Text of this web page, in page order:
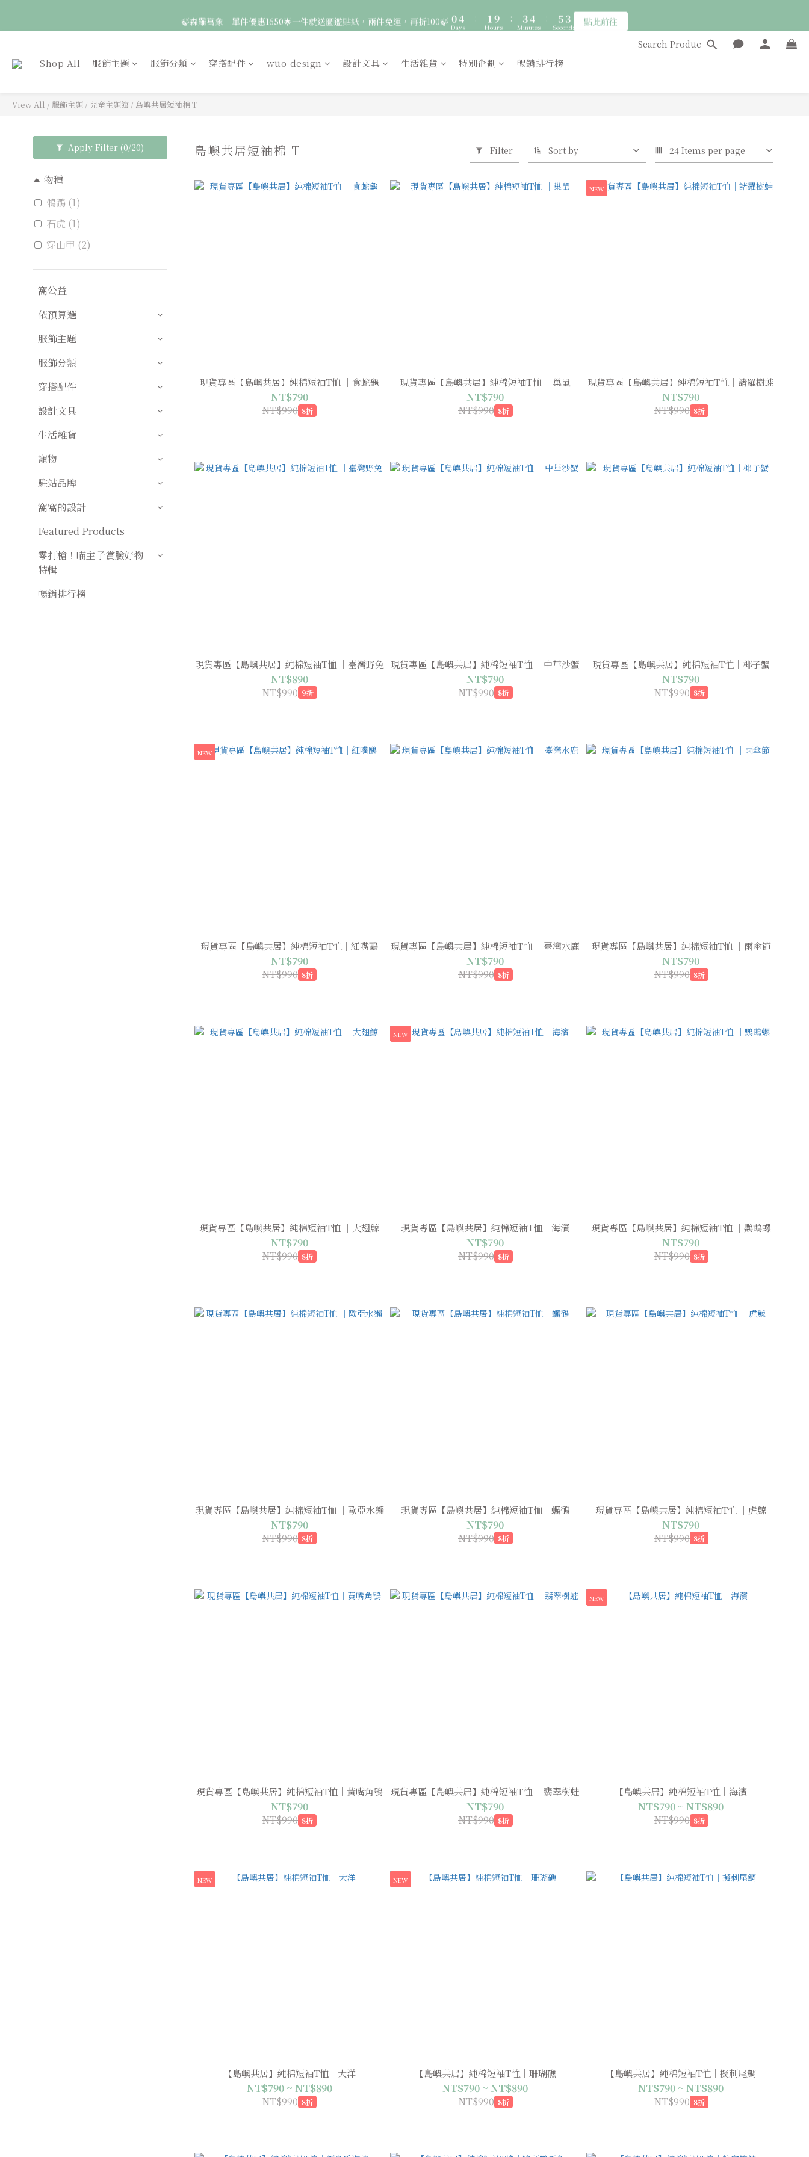
🚛 登入會員｜即享2000免運 🚛 會員中心完成訂閱，再送50元購物金！
🍃森羅萬象｜單件優惠1650🌟一件就送圖鑑貼紙，兩件免運，再折100🍃 0 4
3
0
Days
1
0
9
8
5
Hours
3
2
4
3
0
Minutes
5
4
1
2
1
Seconds 點此前往
3
2
2
1
3
2
0
1
0
5
4
2
1
6
5
3
2
7
6
4
3
4
3
Shop All 服飾主題 服飾分類 穿搭配件 wuo-design 設計文具 生活雜貨 特別企劃 暢銷排行榜
View All / 服飾主題 / 兒童主題館 / 島嶼共居短袖棉 T
Apply Filter (0/20)
物種
鵂鶹 (1)
石虎 (1)
穿山甲 (2)
窩公益
依預算選
服飾主題
服飾分類
穿搭配件
設計文具
生活雜貨
寵物
駐站品牌
窩窩的設計
Featured Products
零打槍！喵主子賞臉好物
特輯
暢銷排行榜
島嶼共居短袖棉 T Filter Sort by 24 Items per page
現貨專區【島嶼共居】純棉短袖T恤 ｜食蛇龜
NT$790
NT$990 8折
現貨專區【島嶼共居】純棉短袖T恤 ｜巢鼠
NT$790
NT$990 8折
NEW
現貨專區【島嶼共居】純棉短袖T恤｜諸羅樹蛙
NT$790
NT$990 8折
現貨專區【島嶼共居】純棉短袖T恤 ｜臺灣野兔
NT$890
NT$990 9折
現貨專區【島嶼共居】純棉短袖T恤 ｜中華沙蟹
NT$790
NT$990 8折
現貨專區【島嶼共居】純棉短袖T恤｜椰子蟹
NT$790
NT$990 8折
NEW
現貨專區【島嶼共居】純棉短袖T恤｜紅嘴鷗
NT$790
NT$990 8折
現貨專區【島嶼共居】純棉短袖T恤 ｜臺灣水鹿
NT$790
NT$990 8折
現貨專區【島嶼共居】純棉短袖T恤 ｜雨傘節
NT$790
NT$990 8折
現貨專區【島嶼共居】純棉短袖T恤 ｜大翅鯨
NT$790
NT$990 8折
NEW
現貨專區【島嶼共居】純棉短袖T恤｜海濱
NT$790
NT$990 8折
現貨專區【島嶼共居】純棉短袖T恤 ｜鸚鵡螺
NT$790
NT$990 8折
現貨專區【島嶼共居】純棉短袖T恤 ｜歐亞水獺
NT$790
NT$990 8折
現貨專區【島嶼共居】純棉短袖T恤｜蠣鴴
NT$790
NT$990 8折
現貨專區【島嶼共居】純棉短袖T恤 ｜虎鯨
NT$790
NT$990 8折
現貨專區【島嶼共居】純棉短袖T恤｜黃嘴角鴞
NT$790
NT$990 8折
現貨專區【島嶼共居】純棉短袖T恤 ｜翡翠樹蛙
NT$790
NT$990 8折
NEW
【島嶼共居】純棉短袖T恤｜海濱
NT$790 ~ NT$890
NT$990 8折
NEW
【島嶼共居】純棉短袖T恤｜大洋
NT$790 ~ NT$890
NT$990 8折
NEW
【島嶼共居】純棉短袖T恤｜珊瑚礁
NT$790 ~ NT$890
NT$990 8折
【島嶼共居】純棉短袖T恤｜擬刺尾鯛
NT$790 ~ NT$890
NT$990 8折